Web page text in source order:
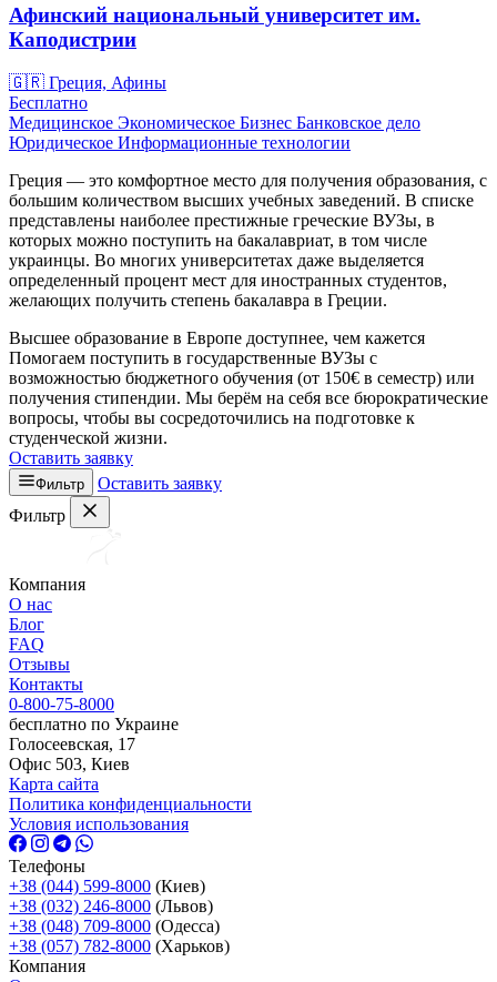
Афинский национальный университет им.
Каподистрии
🇬🇷 Греция, Афины
Бесплатно
Медицинское Экономическое Бизнес Банковское дело
Юридическое Информационные технологии
Греция — это комфортное место для получения образования, с
большим количеством высших учебных заведений. В списке
представлены наиболее престижные греческие ВУЗы, в
которых можно поступить на бакалавриат, в том числе
украинцы. Во многих университетах даже выделяется
определенный процент мест для иностранных студентов,
желающих получить степень бакалавра в Греции.
Высшее образование в Европе доступнее, чем кажется
Помогаем поступить в государственные ВУЗы с
возможностью бюджетного обучения (от 150€ в семестр) или
получения стипендии. Мы берём на себя все бюрократические
вопросы, чтобы вы сосредоточились на подготовке к
студенческой жизни.
Оставить заявку
Фильтр
Оставить заявку
Фильтр
Компания
О нас
Блог
FAQ
Отзывы
Контакты
0-800-75-8000
бесплатно по Украине
Голосеевская, 17
Офис 503, Киев
Карта сайта
Политика конфиденциальности
Условия использования
Телефоны
+38 (044) 599-8000 (Киев)
+38 (032) 246-8000 (Львов)
+38 (048) 709-8000 (Одесcа)
+38 (057) 782-8000 (Харьков)
Компания